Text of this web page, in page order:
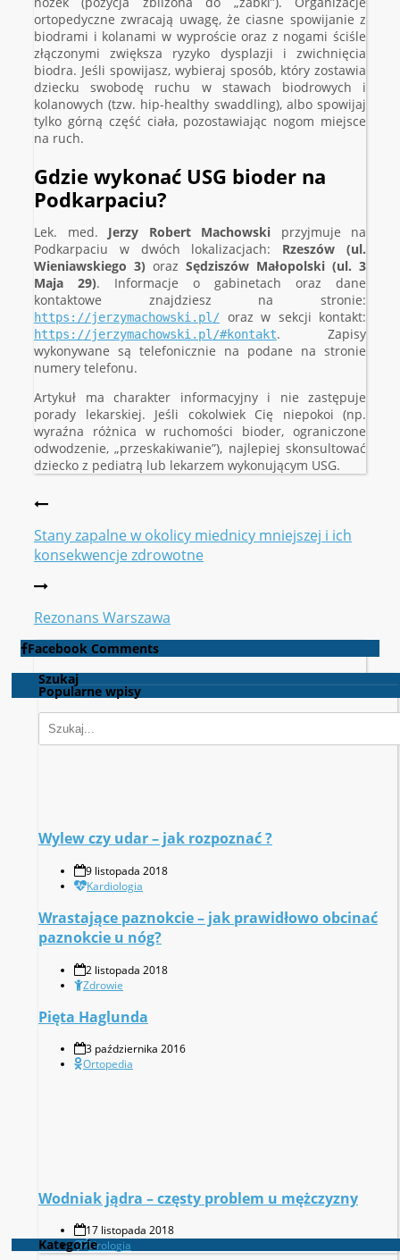
ortopedyczne zwracają uwagę, że ciasne spowijanie z
biodrami i kolanami w wyproście oraz z nogami ściśle
złączonymi zwiększa ryzyko dysplazji i zwichnięcia
biodra. Jeśli spowijasz, wybieraj sposób, który zostawia
dziecku swobodę ruchu w stawach biodrowych i
kolanowych (tzw. hip-healthy swaddling), albo spowijaj
tylko górną część ciała, pozostawiając nogom miejsce
na ruch.
Gdzie wykonać USG bioder na
Podkarpaciu?
Lek. med. Jerzy Robert Machowski przyjmuje na
Podkarpaciu w dwóch lokalizacjach: Rzeszów (ul.
Wieniawskiego 3) oraz Sędziszów Małopolski (ul. 3
Maja 29). Informacje o gabinetach oraz dane
kontaktowe znajdziesz na stronie:
https://jerzymachowski.pl/ oraz w sekcji kontakt:
https://jerzymachowski.pl/#kontakt. Zapisy
wykonywane są telefonicznie na podane na stronie
numery telefonu.
Artykuł ma charakter informacyjny i nie zastępuje
porady lekarskiej. Jeśli cokolwiek Cię niepokoi (np.
wyraźna różnica w ruchomości bioder, ograniczone
odwodzenie, „przeskakiwanie”), najlepiej skonsultować
dziecko z pediatrą lub lekarzem wykonującym USG.
Stany zapalne w okolicy miednicy mniejszej i ich
konsekwencje zdrowotne
Rezonans Warszawa
Facebook Comments
Szukaj
Popularne wpisy
Wylew czy udar – jak rozpoznać ?
9 listopada 2018
Kardiologia
Wrastające paznokcie – jak prawidłowo obcinać
paznokcie u nóg?
2 listopada 2018
Zdrowie
Pięta Haglunda
3 października 2016
Ortopedia
Wodniak jądra – częsty problem u mężczyzny
17 listopada 2018
Urologia
Kategorie